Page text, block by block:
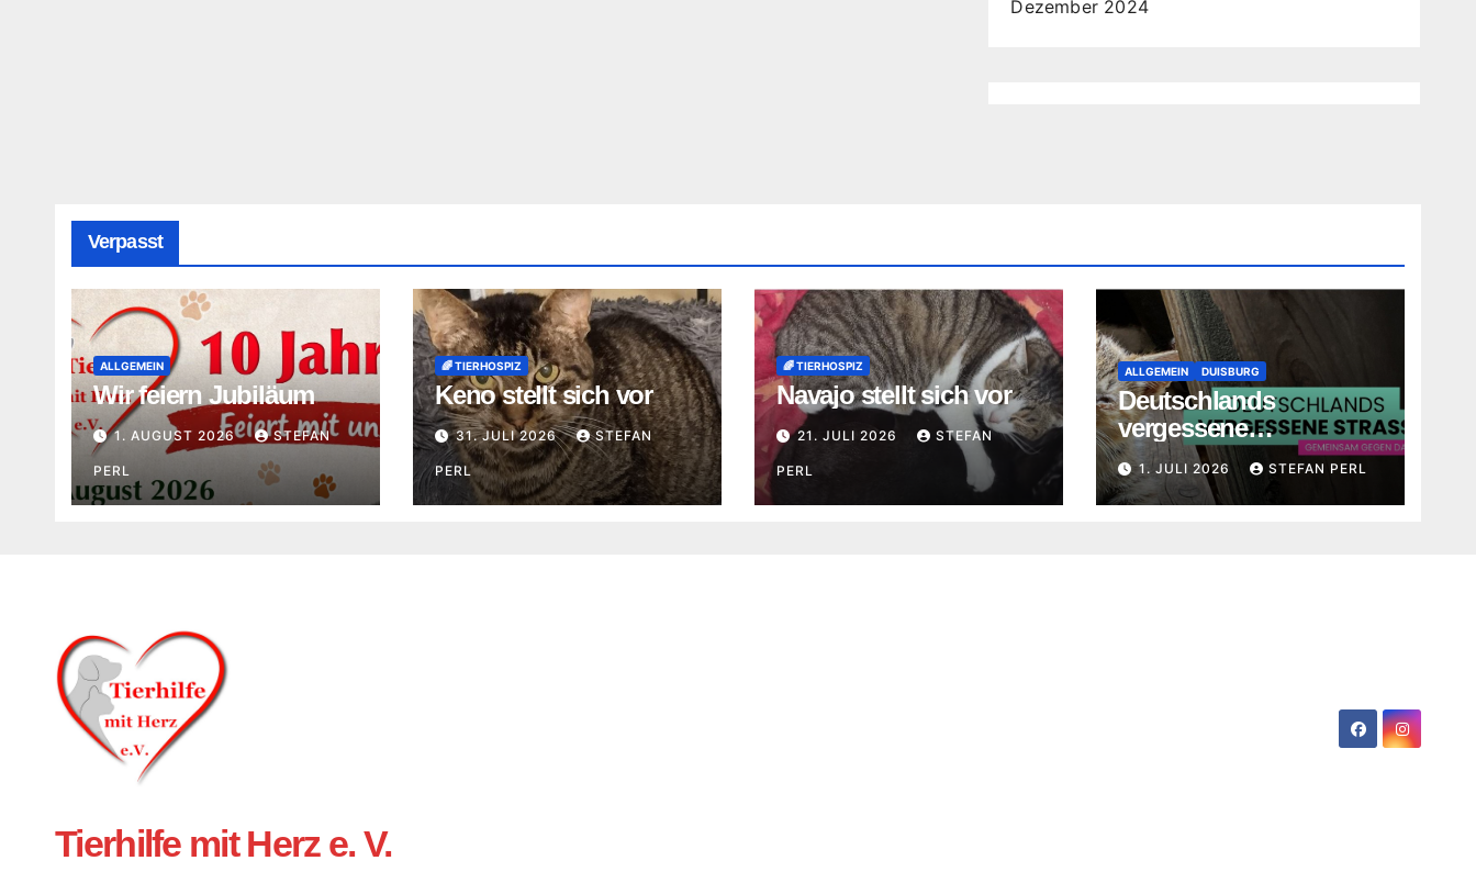
Dezember 2024
Verpasst
ALLGEMEIN
Wir feiern Jubiläum
1. AUGUST 2026 STEFAN
PERL
🌈 TIERHOSPIZ
Keno stellt sich vor
31. JULI 2026 STEFAN
PERL
🌈 TIERHOSPIZ
Navajo stellt sich vor
21. JULI 2026 STEFAN
PERL
ALLGEMEIN DUISBURG
Deutschlands
vergessene
Straßenkatzen
1. JULI 2026 STEFAN PERL
Tierhilfe mit Herz e. V.